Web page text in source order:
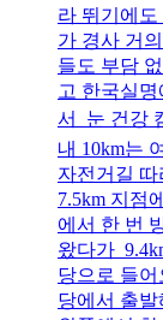
라 뛰기에도
가 경사 거
들도 부담
고 한국실
서 눈 건강
내 10km는
자전거길
7.5km 지점
에서 한 번
왔다가
당으로 들
당에서 출